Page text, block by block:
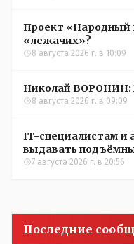
Проект «Народный гаишник»
«лежачих»?
8 августа 2026 г. в 10:09
Николай ВОРОНИН:
8 августа 2026 г. в 09:09
IT-специалистам и
выдавать
сёлах Казахстана
7 августа 2026 г. в 20:56
Последние